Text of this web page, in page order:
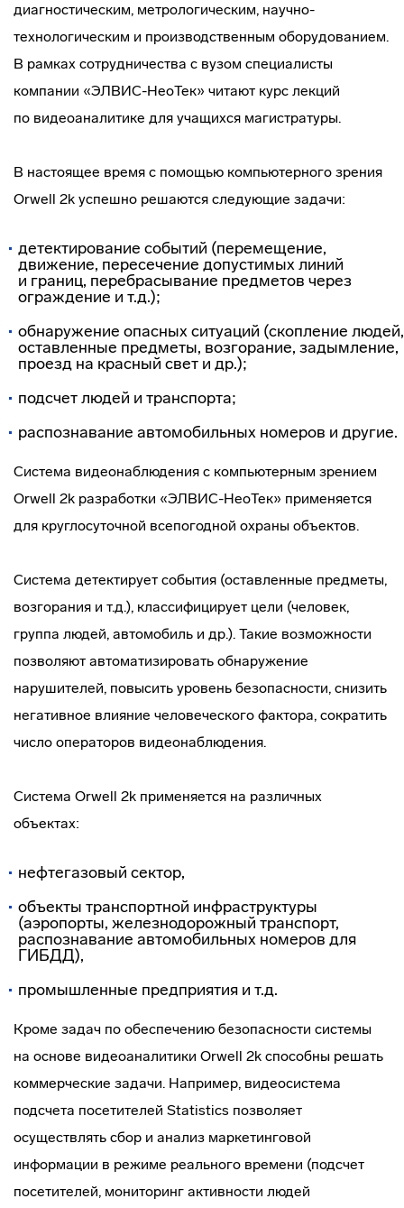
диагностическим, метрологическим, научно-
технологическим и производственным оборудованием.
В рамках сотрудничества с вузом специалисты
компании «ЭЛВИС-НеоТек» читают курс лекций
по видеоаналитике для учащихся магистратуры.
В настоящее время с помощью компьютерного зрения
Orwell 2k успешно решаются следующие задачи:
детектирование событий (перемещение,
движение, пересечение допустимых линий
и границ, перебрасывание предметов через
ограждение и т.д.);
обнаружение опасных ситуаций (скопление людей,
оставленные предметы, возгорание, задымление,
проезд на красный свет и др.);
подсчет людей и транспорта;
распознавание автомобильных номеров и другие.
Система видеонаблюдения с компьютерным зрением
Orwell 2k разработки «ЭЛВИС-НеоТек» применяется
для круглосуточной всепогодной охраны объектов.
Система детектирует события (оставленные предметы,
возгорания и т.д.), классифицирует цели (человек,
группа людей, автомобиль и др.). Такие возможности
позволяют автоматизировать обнаружение
нарушителей, повысить уровень безопасности, снизить
негативное влияние человеческого фактора, сократить
число операторов видеонаблюдения.
Система Orwell 2k применяется на различных
объектах:
нефтегазовый сектор,
объекты транспортной инфраструктуры
(аэропорты, железнодорожный транспорт,
распознавание автомобильных номеров для
ГИБДД),
промышленные предприятия и т.д.
Кроме задач по обеспечению безопасности системы
на основе видеоаналитики Orwell 2k способны решать
коммерческие задачи. Например, видеосистема
подсчета посетителей Statistics позволяет
осуществлять сбор и анализ маркетинговой
информации в режиме реального времени (подсчет
посетителей, мониторинг активности людей